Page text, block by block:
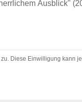
Diese Einwilligung kann